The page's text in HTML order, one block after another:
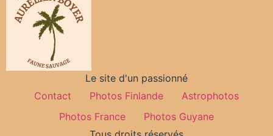
Le site d'un passionné
Contact
Photos Finlande
Astrophotos
Photos France
Photos Guyane